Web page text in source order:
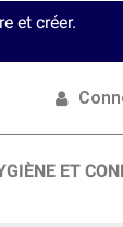
et créer.
ET